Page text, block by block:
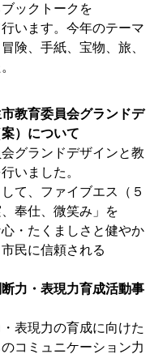
ックトークを
います。今年のテーマ
険、手紙、宝物、旅、
教育委員会グランドデ
）について
グランドデザインと教
いました。
て、ファイブエス（５
奉仕、微笑み」を
・たくましさと健やか
民に信頼される
力・表現力育成活動事
表現力の育成に向けた
コミュニケーション力